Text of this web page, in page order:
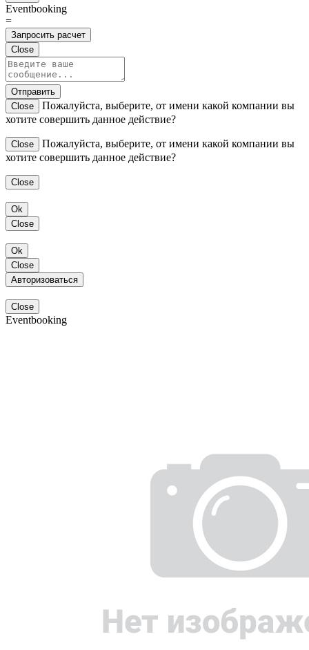
Eventbooking
=
Запросить расчет
Close
Отправить
Close
Пожалуйста, выберите, от имени какой компании вы
хотите совершить данное действие?
Close
Пожалуйста, выберите, от имени какой компании вы
хотите совершить данное действие?
Close
Ok
Close
Ok
Close
Авторизоваться
Close
Eventbooking